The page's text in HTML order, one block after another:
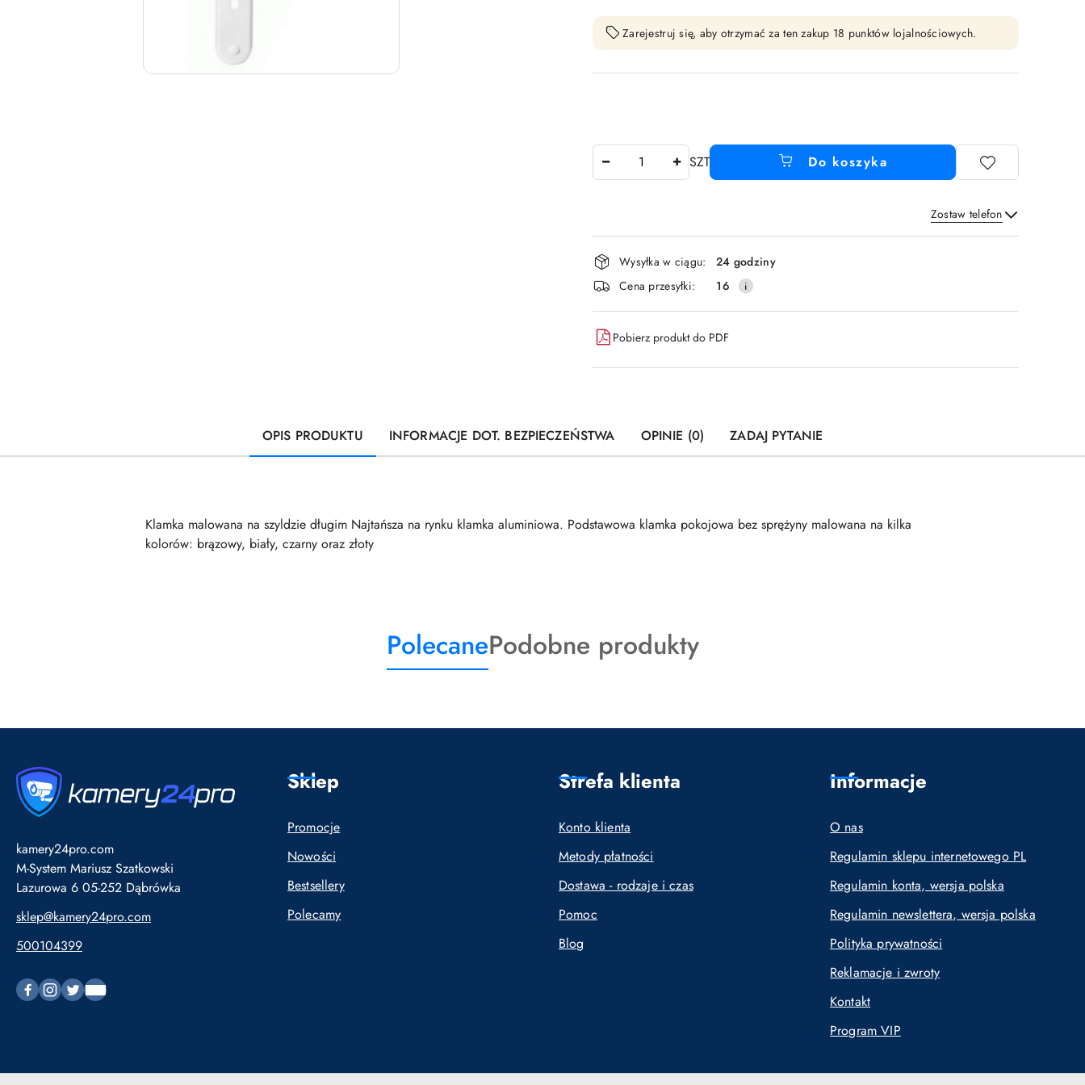
Zarejestruj się, aby otrzymać za ten zakup 18 punktów lojalnościowych.
SZT Do koszyka
Zostaw telefon
Wyślij
Dostępność
i
dostawa
Wysyłka w ciągu:
24 godziny
Cena przesyłki:
16
Pobierz produkt do PDF
OPIS PRODUKTU INFORMACJE DOT. BEZPIECZEŃSTWA OPINIE (0) ZADAJ PYTANIE
Klamka malowana na szyldzie długim Najtańsza na rynku klamka aluminiowa. Podstawowa klamka pokojowa bez sprężyny malowana na kilka
kolorów: brązowy, biały, czarny oraz złoty
Produkty
o
PolecaneProdukty
o
Podobne produkty
kamery24pro.com
M-System Mariusz Szatkowski
Lazurowa 6 05-252 Dąbrówka
sklep@kamery24pro.com
500104399
Sklep
Promocje
Nowości
Bestsellery
Polecamy
Strefa klienta
Konto klienta
Metody płatności
Dostawa - rodzaje i czas
Pomoc
Blog
Informacje
O nas
Regulamin sklepu internetowego PL
Regulamin konta, wersja polska
Regulamin newslettera, wersja polska
Polityka prywatności
Reklamacje i zwroty
Kontakt
Program VIP